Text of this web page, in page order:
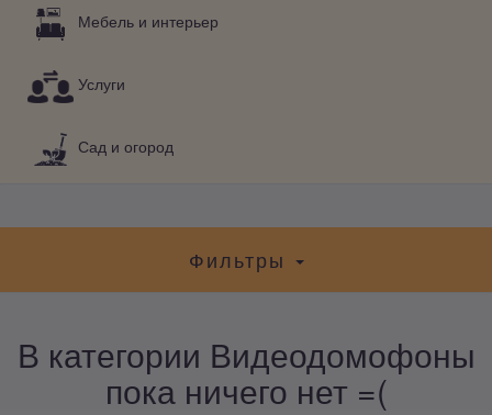
Мебель и интерьер
Услуги
Сад и огород
Фильтры
В категории Видеодомофоны
пока ничего нет =(